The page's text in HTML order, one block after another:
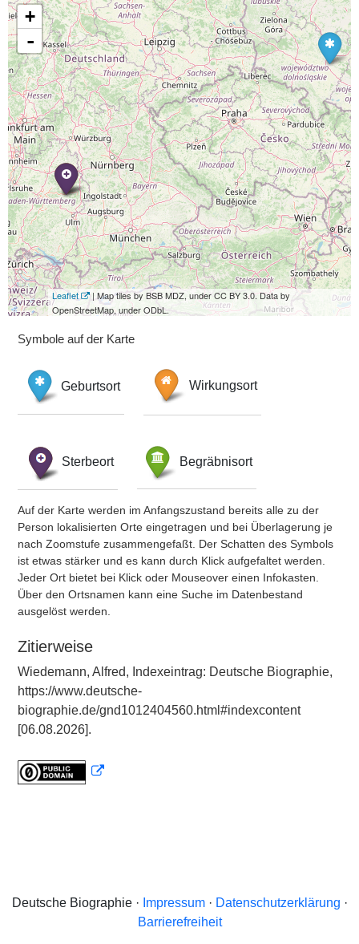
+
-
Leaflet
| Map tiles by BSB MDZ, under CC BY 3.0. Data by
OpenStreetMap, under ODbL.
Symbole auf der Karte
Geburtsort Wirkungsort
Sterbeort Begräbnisort
Auf der Karte werden im Anfangszustand bereits alle zu der
Person lokalisierten Orte eingetragen und bei Überlagerung je
nach Zoomstufe zusammengefaßt. Der Schatten des Symbols
ist etwas stärker und es kann durch Klick aufgefaltet werden.
Jeder Ort bietet bei Klick oder Mouseover einen Infokasten.
Über den Ortsnamen kann eine Suche im Datenbestand
ausgelöst werden.
Zitierweise
Wiedemann, Alfred, Indexeintrag: Deutsche Biographie,
https://www.deutsche-
biographie.de/gnd1012404560.html#indexcontent
[06.08.2026].
Deutsche Biographie · Impressum· Datenschutzerklärung ·
Barrierefreiheit